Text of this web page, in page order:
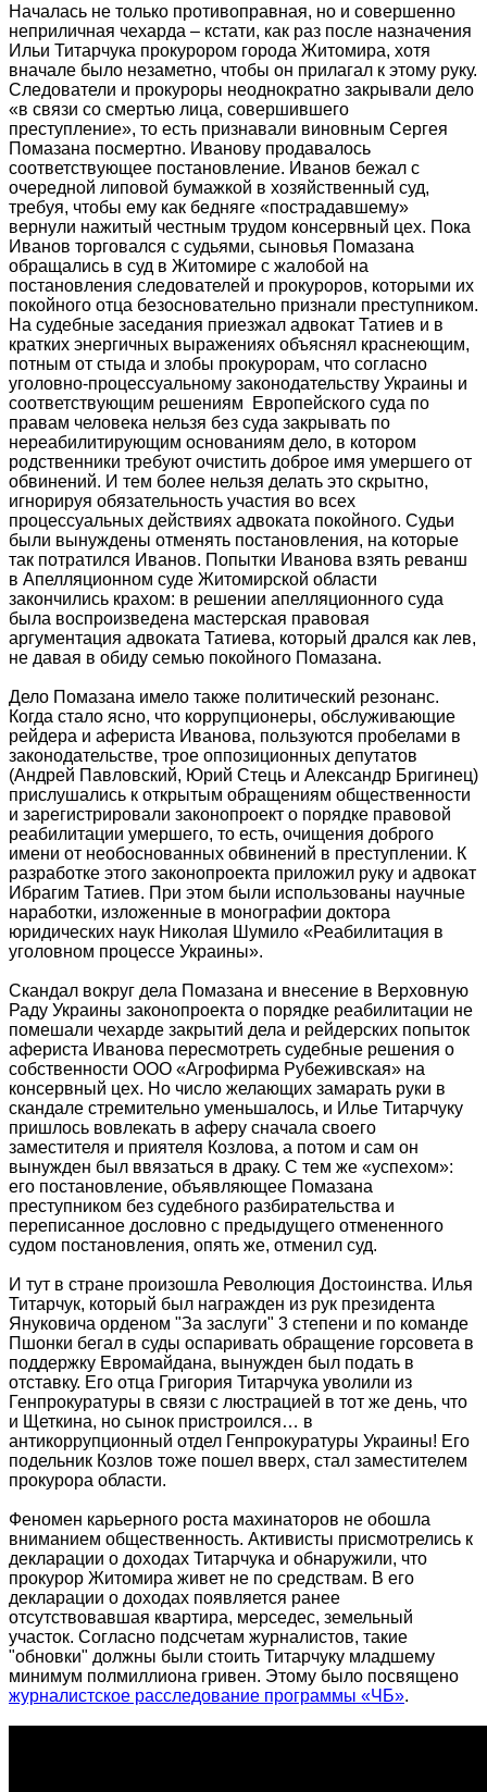
Началась не только противоправная, но и совершенно
неприличная чехарда – кстати, как раз после назначения
Ильи Титарчука прокурором города Житомира, хотя
вначале было незаметно, чтобы он прилагал к этому руку.
Следователи и прокуроры неоднократно закрывали дело
«в связи со смертью лица, совершившего
преступление», то есть признавали виновным Сергея
Помазана посмертно. Иванову продавалось
соответствующее постановление. Иванов бежал с
очередной липовой бумажкой в хозяйственный суд,
требуя, чтобы ему как бедняге «пострадавшему»
вернули нажитый честным трудом консервный цех. Пока
Иванов торговался с судьями, сыновья Помазана
обращались в суд в Житомире с жалобой на
постановления следователей и прокуроров, которыми их
покойного отца безосновательно признали преступником.
На судебные заседания приезжал адвокат Татиев и в
кратких энергичных выражениях объяснял краснеющим,
потным от стыда и злобы прокурорам, что согласно
уголовно-процессуальному законодательству Украины и
соответствующим решениям Европейского суда по
правам человека нельзя без суда закрывать по
нереабилитирующим основаниям дело, в котором
родственники требуют очистить доброе имя умершего от
обвинений. И тем более нельзя делать это скрытно,
игнорируя обязательность участия во всех
процессуальных действиях адвоката покойного. Судьи
были вынуждены отменять постановления, на которые
так потратился Иванов. Попытки Иванова взять реванш
в Апелляционном суде Житомирской области
закончились крахом: в решении апелляционного суда
была воспроизведена мастерская правовая
аргументация адвоката Татиева, который дрался как лев,
не давая в обиду семью покойного Помазана.
Дело Помазана имело также политический резонанс.
Когда стало ясно, что коррупционеры, обслуживающие
рейдера и афериста Иванова, пользуются пробелами в
законодательстве, трое оппозиционных депутатов
(Андрей Павловский, Юрий Стець и Александр Бригинец)
прислушались к открытым обращениям общественности
и зарегистрировали законопроект о порядке правовой
реабилитации умершего, то есть, очищения доброго
имени от необоснованных обвинений в преступлении. К
разработке этого законопроекта приложил руку и адвокат
Ибрагим Татиев. При этом были использованы научные
наработки, изложенные в монографии доктора
юридических наук Николая Шумило «Реабилитация в
уголовном процессе Украины».
Скандал вокруг дела Помазана и внесение в Верховную
Раду Украины законопроекта о порядке реабилитации не
помешали чехарде закрытий дела и рейдерских попыток
афериста Иванова пересмотреть судебные решения о
собственности ООО «Агрофирма Рубеживская» на
консервный цех. Но число желающих замарать руки в
скандале стремительно уменьшалось, и Илье Титарчуку
пришлось вовлекать в аферу сначала своего
заместителя и приятеля Козлова, а потом и сам он
вынужден был ввязаться в драку. С тем же «успехом»:
его постановление, объявляющее Помазана
преступником без судебного разбирательства и
переписанное дословно с предыдущего отмененного
судом постановления, опять же, отменил суд.
И тут в стране произошла Революция Достоинства. Илья
Титарчук, который был награжден из рук президента
Януковича орденом "За заслуги" 3 степени и по команде
Пшонки бегал в суды оспаривать обращение горсовета в
поддержку Евромайдана, вынужден был подать в
отставку. Его отца Григория Титарчука уволили из
Генпрокуратуры в связи с люстрацией в тот же день, что
и Щеткина, но сынок пристроился… в
антикоррупционный отдел Генпрокуратуры Украины! Его
подельник Козлов тоже пошел вверх, стал заместителем
прокурора области.
Феномен карьерного роста махинаторов не обошла
вниманием общественность. Активисты присмотрелись к
декларации о доходах Титарчука и обнаружили, что
прокурор Житомира живет не по средствам. В его
декларации о доходах появляется ранее
отсутствовавшая квартира, мерседес, земельный
участок. Согласно подсчетам журналистов, такие
"обновки" должны были стоить Титарчуку младшему
минимум полмиллиона гривен. Этому было посвящено
журналистское расследование программы «ЧБ».